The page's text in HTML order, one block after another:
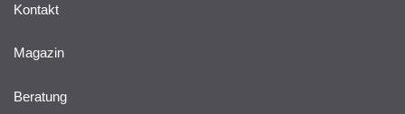
Kontakt
Magazin
Beratung